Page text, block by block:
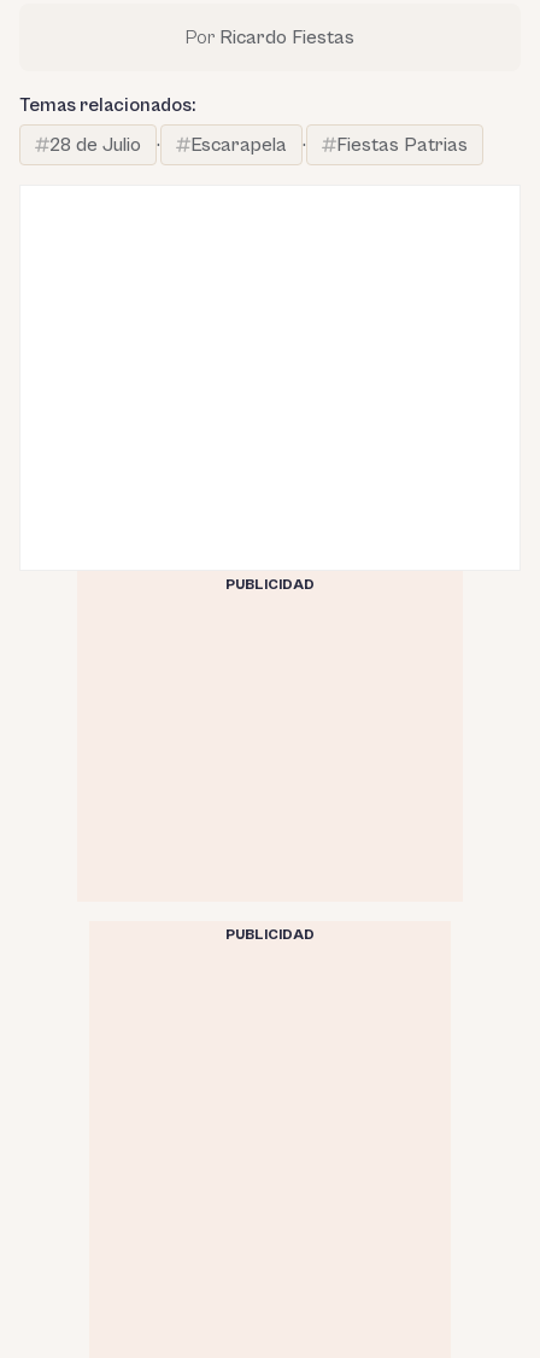
Por Ricardo Fiestas
Temas relacionados:
28 de Julio
· Escarapela · Fiestas Patrias
PUBLICIDAD
PUBLICIDAD